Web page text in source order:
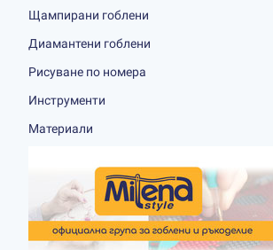
Щампирани гоблени
Диамантени гоблени
Рисуване по номера
Инструменти
Материали